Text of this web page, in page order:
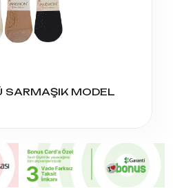
SARMAŞIK MODEL